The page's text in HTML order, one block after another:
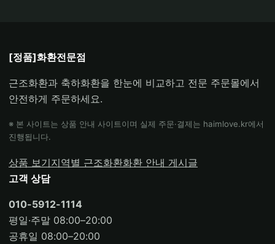
[정품]화환전문점
근조화환과 축하화환을 한눈에 비교하고 전문 주문몰에서
안전하게 주문하세요.
※ 본 사이트는 상품 안내 사이트이며 실제 주문·결제는 haimlove.kr에서
진행됩니다.
상품 보기지역별 근조화환화환 안내 게시글
고객 상담
010-5912-1114
평일·주말 08:00–20:00
공휴일 08:00–20:00